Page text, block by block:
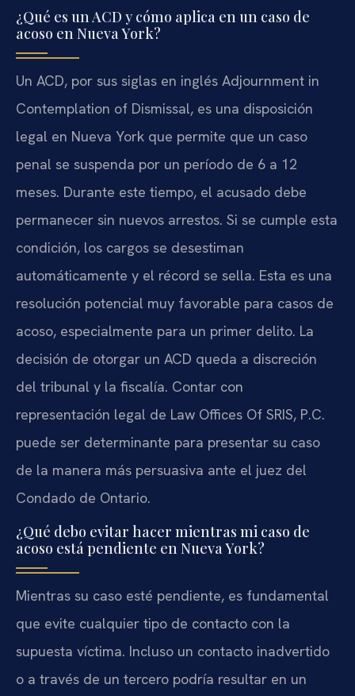
¿Qué es un ACD y cómo aplica en un caso de
acoso en Nueva York?
Un ACD, por sus siglas en inglés Adjournment in
Contemplation of Dismissal, es una disposición
legal en Nueva York que permite que un caso
penal se suspenda por un período de 6 a 12
meses. Durante este tiempo, el acusado debe
permanecer sin nuevos arrestos. Si se cumple esta
condición, los cargos se desestiman
automáticamente y el récord se sella. Esta es una
resolución potencial muy favorable para casos de
acoso, especialmente para un primer delito. La
decisión de otorgar un ACD queda a discreción
del tribunal y la fiscalía. Contar con
representación legal de Law Offices Of SRIS, P.C.
puede ser determinante para presentar su caso
de la manera más persuasiva ante el juez del
Condado de Ontario.
¿Qué debo evitar hacer mientras mi caso de
acoso está pendiente en Nueva York?
Mientras su caso esté pendiente, es fundamental
que evite cualquier tipo de contacto con la
supuesta víctima. Incluso un contacto inadvertido
o a través de un tercero podría resultar en un